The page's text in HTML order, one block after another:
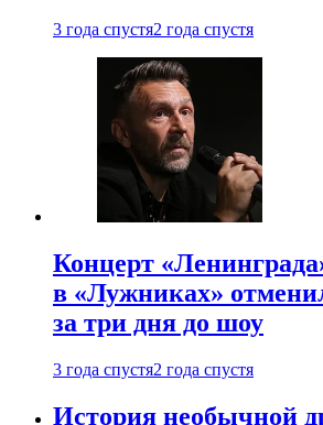
3 года спустя2 года спустя
Концерт
в «Лужниках»
за три дня до шоу
3 года спустя2 года спустя
История необычной